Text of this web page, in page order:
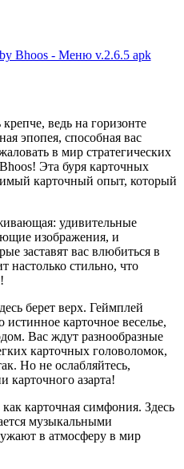
Bhoos - Меню v.2.6.5 apk
ведь на горизонте
эпопея, способная вас
в мир стратегических
Эта буря карточных
карточный опыт, который
удивительные
изображения, и
заставят вас влюбиться в
настолько стильно, что
берет верх. Геймплей
карточное веселье,
Вас ждут разнообразные
карточных головоломок,
Но не ослабляйтесь,
карточного азарта!
карточная симфония. Здесь
музыкальными
в атмосферу в мир